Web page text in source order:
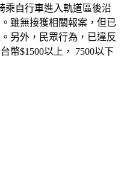
乘自行車進入軌道區後沿
雖無接獲相關報案，但已
另外，民眾行為，已違反
幣$1500以上， 7500以下